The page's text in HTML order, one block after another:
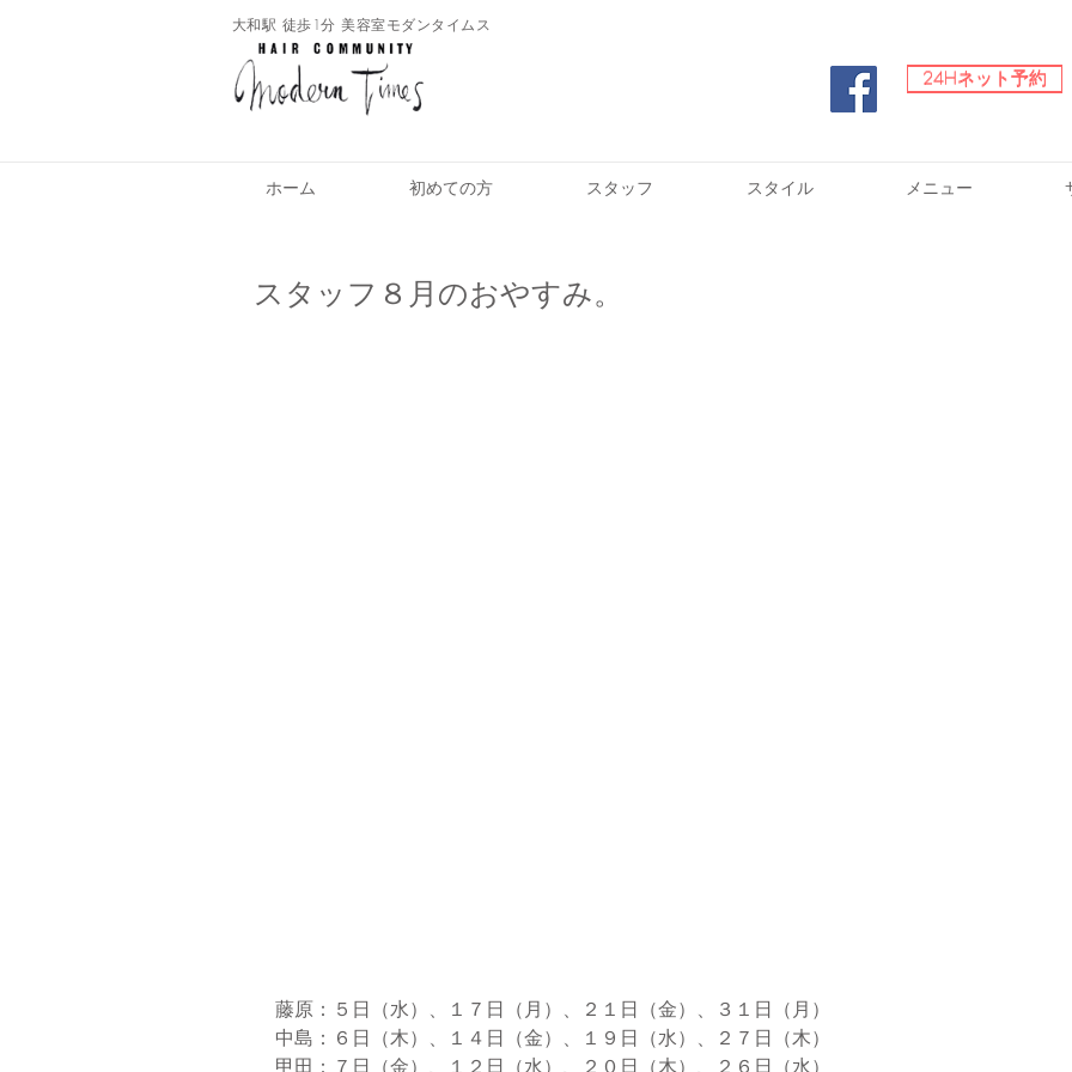
​大和駅 徒歩1分 美容室モダンタイムス
24Hネット予約
24Hネット予約
ホーム 初めての方 スタッフ スタイル メニュー
スタッフ８月のおやすみ。
藤原：５日（水）、１７日（月）、２１日（金）、３１日（月）
中島：６日（木）、１４日（金）、１９日（水）、２７日（木）
甲田：７日（金）、１２日（水）、２０日（木）、２６日（水）